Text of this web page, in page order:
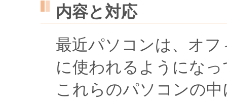
内容と対応
最近パソコンは、オ
に使われるようにな
これらのパソコンの